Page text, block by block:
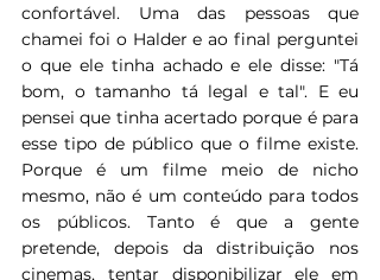
confortável. Uma das pessoas que
chamei foi o Halder e ao final perguntei
o que ele tinha achado e ele disse: "Tá
bom, o tamanho tá legal e tal". E eu
pensei que tinha acertado porque é para
esse tipo de público que o filme existe.
Porque é um filme meio de nicho
mesmo, não é um conteúdo para todos
os públicos. Tanto é que a gente
pretende, depois da distribuição nos
cinemas, tentar disponibilizar ele em